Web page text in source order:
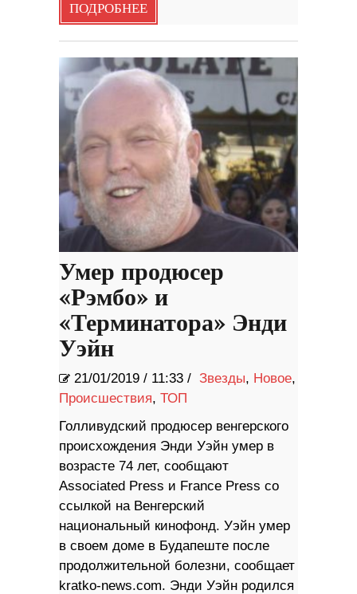
ПОДРОБНЕЕ
Умер продюсер
«Рэмбо» и
«Терминатора» Энди
Уэйн
21/01/2019 / 11:33 / Звезды, Новое,
Происшествия, ТОП
Голливудский продюсер венгерского
происхождения Энди Уэйн умер в
возрасте 74 лет, сообщают
Associated Press и France Press со
ссылкой на Венгерский
национальный кинофонд. Уэйн умер
в своем доме в Будапеште после
продолжительной болезни, сообщает
kratko-news.com. Энди Уэйн родился